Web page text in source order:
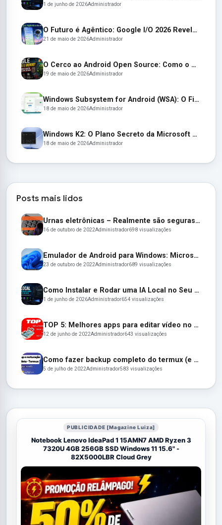
1 de junho de 2026Administrador
O Futuro é Agêntico: Google I/O 2026 Revela um Android Autônomo e Óculos Inteligentes
21 de maio de 2026Administrador
O Cerco ao Android Open Source: Como o Google Está Transformando o AOSP em um Jardim Murado
19 de maio de 2026Administrador
Windows Subsystem for Android (WSA): O Fim de uma Era e as Alternativas para Apps Android no Windows 11
18 de maio de 2026Administrador
Windows K2: O Plano Secreto da Microsoft para Resgatar o Windows 11
18 de maio de 2026Administrador
Posts mais lidos
Urnas eletrônicas – Realmente são seguras e confiáveis? Entenda:
16 de outubro de 2022Administrador698 visualizações
Emulador de Android para Windows: Microsoft lança seu emulador oficial de apps Android para o Windows 11
23 de outubro de 2022Administrador689 visualizações
Como Instalar e Rodar uma IA Local no Seu PC em 2026 (Guia Completo para Iniciantes)
1 de junho de 2026Administrador654 visualizações
TOP 5: Melhores apps para editar vídeo no Celular em 2022
12 de junho de 2022Administrador643 visualizações
Como fazer backup completo do termux (e restaurar depois)
5 de julho de 2022Administrador583 visualizações
PUBLICIDADE [Magazine Luiza]
Notebook Lenovo IdeaPad 1 15AMN7 AMD Ryzen 3
7320U 4GB 256GB SSD Windows 11 15.6" -
82X5000LBR Cloud Grey